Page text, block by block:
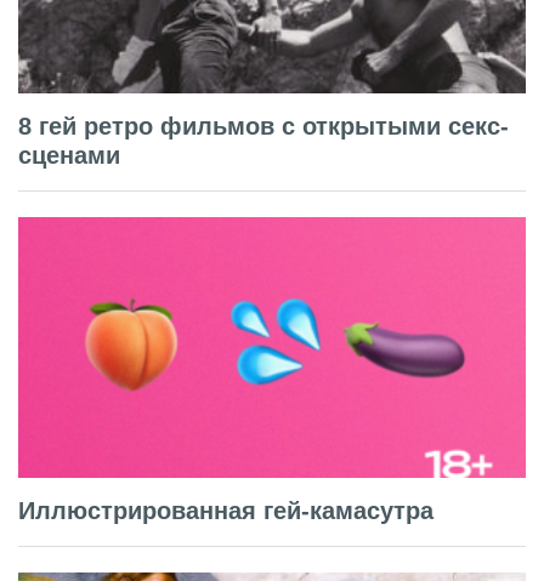
8 гей ретро фильмов с открытыми секс-
сценами
Иллюстрированная гей-камасутра